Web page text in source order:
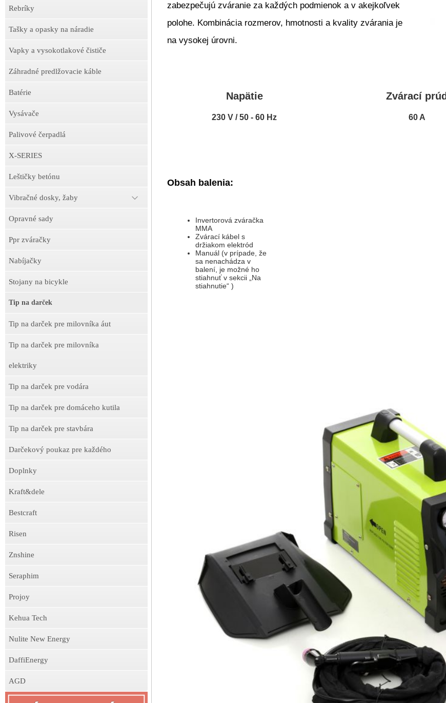
Rebríky
Tašky a opasky na náradie
Vapky a vysokotlakové čističe
Záhradné predlžovacie káble
Batérie
Vysávače
Palivové čerpadlá
X-SERIES
Leštičky betónu
Vibračné dosky, žaby
Opravné sady
Ppr zváračky
Nabíjačky
Stojany na bicykle
Tip na darček
Tip na darček pre milovníka áut
Tip na darček pre milovníka
elektriky
Tip na darček pre vodára
Tip na darček pre domáceho kutila
Tip na darček pre stavbára
Darčekový poukaz pre každého
Doplnky
Kraft&dele
Bestcraft
Risen
Znshine
Seraphim
Projoy
Kehua Tech
Nulite New Energy
DaffiEnergy
AGD
zabezpečujú zváranie za každých podmienok a v akejkoľvek
polohe. Kombinácia rozmerov, hmotnosti a kvality zvárania je
na vysokej úrovni.
Napätie
230 V / 50 - 60 Hz
Zvárací prúd
60 A
Obsah balenia:
Invertorová zváračka
MMA
Zvárací kábel s
držiakom elektród
Manuál (v prípade, že
sa nenachádza v
balení, je možné ho
stiahnuť v sekcii „Na
stiahnutie“ )